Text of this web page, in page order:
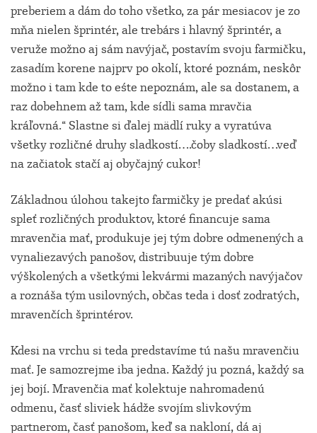
preberiem a dám do toho všetko, za pár mesiacov je zo
mňa nielen šprintér, ale trebárs i hlavný šprintér, a
veruže možno aj sám navýjač, postavím svoju farmičku,
zasadím korene najprv po okolí, ktoré poznám, neskôr
možno i tam kde to eśte nepoznám, ale sa dostanem, a
raz dobehnem až tam, kde sídli sama mravčia
kráľovná.“ Slastne si ďalej mädlí ruky a vyratúva
všetky rozličné druhy sladkostí….čoby sladkostí…veď
na začiatok stačí aj obyčajný cukor!
Základnou úlohou takejto farmičky je predať akúsi
spleť rozličných produktov, ktoré financuje sama
mravenčia mať, produkuje jej tým dobre odmenených a
vynaliezavých panošov, distribuuje tým dobre
výškolených a všetkými lekvármi mazaných navýjačov
a roznáša tým usilovných, občas teda i dosť zodratých,
mravenčích šprintérov.
Kdesi na vrchu si teda predstavíme tú našu mravenčiu
mať. Je samozrejme iba jedna. Každý ju pozná, každý sa
jej bojí. Mravenčia mať kolektuje nahromadenú
odmenu, časť sliviek hádže svojím slivkovým
partnerom, časť panošom, keď sa nakloní, dá aj